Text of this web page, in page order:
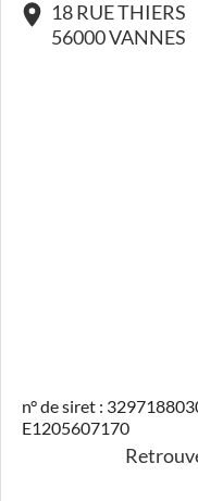
18 RUE THIERS
56000 VANNES
n° de siret :
E1205607170